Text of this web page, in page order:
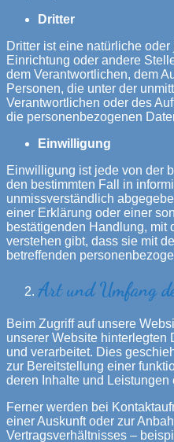
Dritter
Dritter ist eine natürliche
Einrichtung oder andere
dem Verantwortlichen, dem
Personen, die unter der
Verantwortlichen oder des
die personenbezogenen
Einwilligung
Einwilligung ist jede von der
den bestimmten Fall in
unmissverständlich
einer Erklärung oder einer
bestätigenden Handlung, mit
verstehen gibt, dass sie mit
betreffenden
Art und Umfang
Beim Zugriff auf unsere
unserer Website hinterlegten
und verarbeitet. Dies
zur Bereitstellung einer
deren Inhalte und Leistungen
Ferner werden bei
einer Auskunft oder zur
Vertragsverhältnisses –